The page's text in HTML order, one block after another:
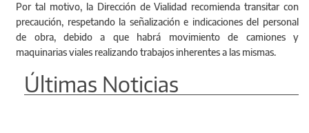
Por tal motivo, la Dirección de Vialidad recomienda transitar con
precaución, respetando la señalización e indicaciones del personal
de obra, debido a que habrá movimiento de camiones y
maquinarias viales realizando trabajos inherentes a las mismas.
Últimas Noticias